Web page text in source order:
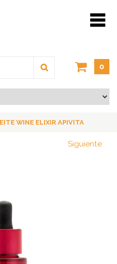
0
WINE ELIXIR APIVITA
Siguiente